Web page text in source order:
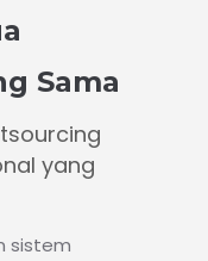
Sama
yang
sistem